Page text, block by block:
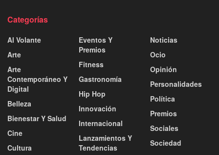
Categorías
Al Volante
Arte
Arte
Contemporáneo Y
Digital
Belleza
Bienestar Y Salud
Cine
Cultura
Eventos Y
Premios
Fitness
Gastronomía
Hip Hop
Innovación
Internacional
Lanzamientos Y
Tendencias
Noticias
Ocio
Opinión
Personalidades
Política
Premios
Sociales
Sociedad